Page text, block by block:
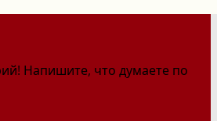
Напишите, что думаете по